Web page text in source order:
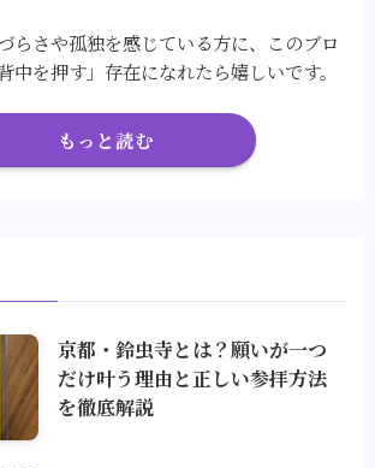
らさや孤独を感じている方に、このブロ
中を押す」存在になれたら嬉しいです。
もっと読む
京都・鈴虫寺とは？願いが一つ
だけ叶う理由と正しい参拝方法
を徹底解説